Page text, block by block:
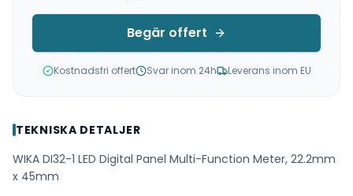
Begär offert
Kostnadsfri offert Svar inom 24h Leverans inom EU
TEKNISKA DETALJER
WIKA DI32-1 LED Digital Panel Multi-Function Meter, 22.2mm
x 45mm